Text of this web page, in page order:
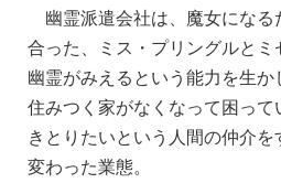
幽霊派遣会社は、魔女になる
合った、ミス・プリングルとミ
幽霊がみえるという能力を生か
住みつく家がなくなって困っ
きとりたいという人間の仲介
変わった業態。